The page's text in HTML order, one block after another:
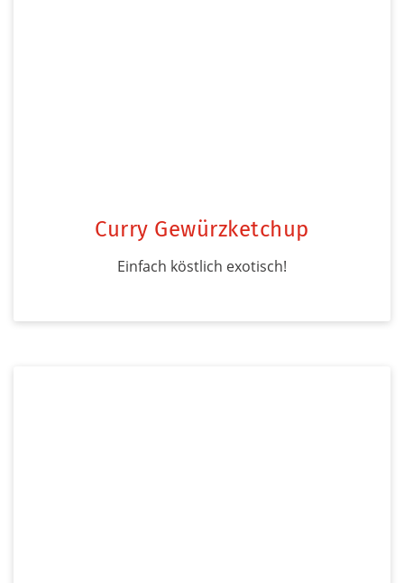
Curry Gewürzketchup
Einfach köstlich exotisch!